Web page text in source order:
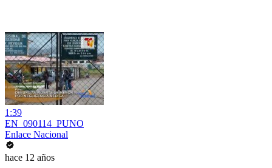
1:39
EN_090114_PUNO
Enlace Nacional
hace 12 años